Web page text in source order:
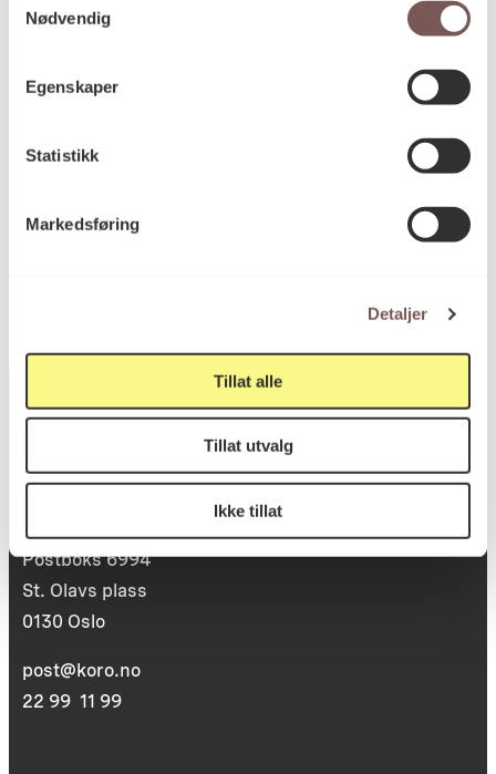
Nødvendig
Egenskaper
Statistikk
Markedsføring
Detaljer
Tillat alle
Tillat utvalg
Ikke tillat
Reference
Postadresse
Postboks 6994
St. Olavs plass
0130 Oslo
post@koro.no
22 99 11 99